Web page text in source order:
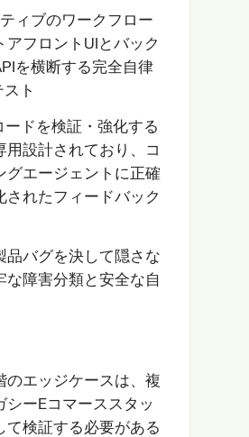
ィブのワークフロー
アフロントUIとバック
を横断する完全自律
ト
ードを検証・強化する
用設計されており、コ
グエージェントに正確
されたフィードバック
品バグを決して隠さな
な障害分類と安全な自
のエッジケースは、複
シーEコマーススタッ
て検証する必要がある